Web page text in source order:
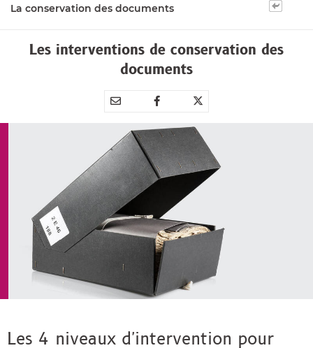
La conservation des documents
Les interventions de conservation des
documents
Partager
e-
mail
Partager
Facebook
Partager
Twitter
Les 4 niveaux d'intervention pour